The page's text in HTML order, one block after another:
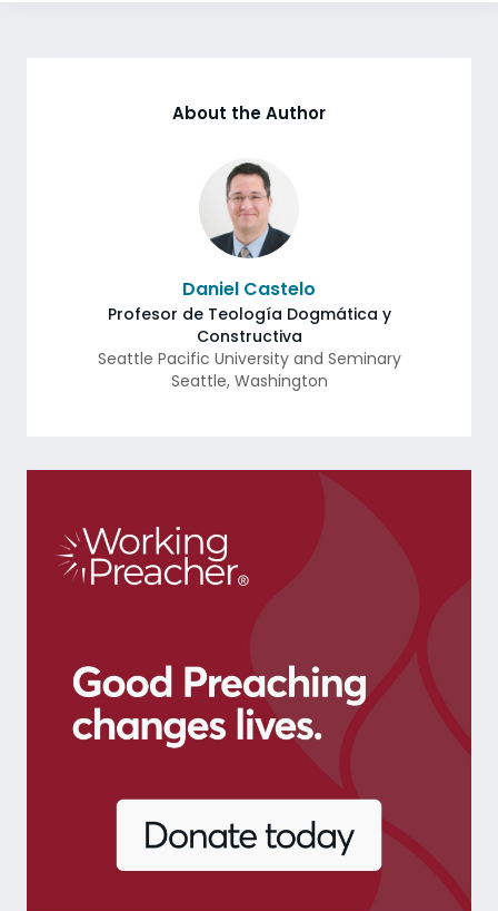
About the Author
Daniel Castelo
Profesor de Teología Dogmática y
Constructiva
Seattle Pacific University and Seminary
Seattle, Washington